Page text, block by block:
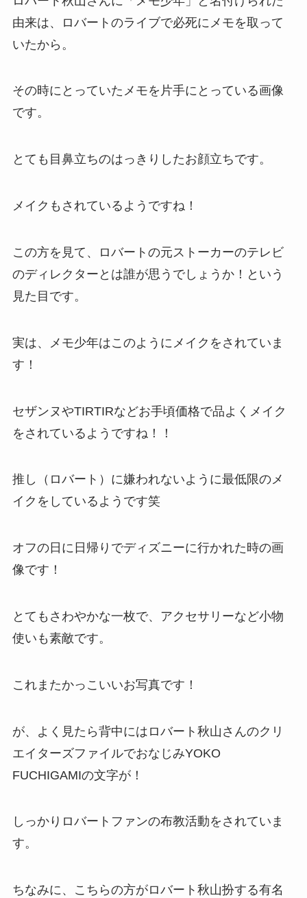
由来は、ロバートのライブで必死にメモを取って
いたから。
その時にとっていたメモを片手にとっている画像
です。
とても目鼻立ちのはっきりしたお顔立ちです。
メイクもされているようですね！
この方を見て、ロバートの元ストーカーのテレビ
のディレクターとは誰が思うでしょうか！という
見た目です。
実は、メモ少年はこのようにメイクをされていま
す！
セザンヌやTIRTIRなどお手頃価格で品よくメイク
をされているようですね！！
推し（ロバート）に嫌われないように最低限のメ
イクをしているようです笑
オフの日に日帰りでディズニーに行かれた時の画
像です！
とてもさわやかな一枚で、アクセサリーなど小物
使いも素敵です。
これまたかっこいいお写真です！
が、よく見たら背中にはロバート秋山さんのクリ
エイターズファイルでおなじみYOKO
FUCHIGAMIの文字が！
しっかりロバートファンの布教活動をされていま
す。
ちなみに、こちらの方がロバート秋山扮する有名